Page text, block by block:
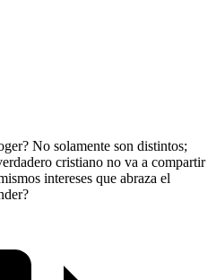
No solamente son distintos;
cristiano no va a compartir
intereses que abraza el